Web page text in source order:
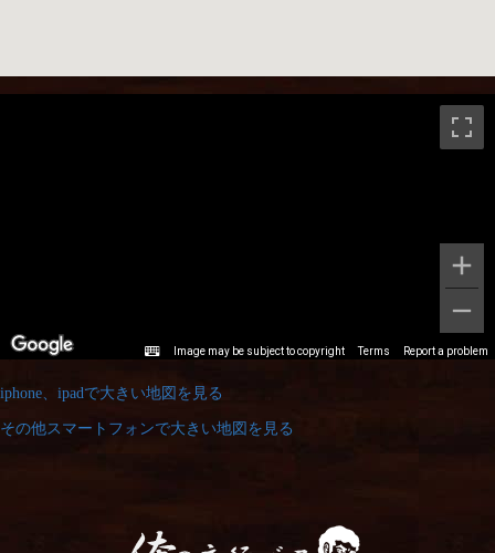
iphone、ipadで大きい地図を見る
その他スマートフォンで大きい地図を見る